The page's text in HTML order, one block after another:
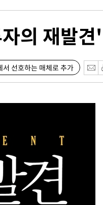
의 재발견'
서 선호하는 매체로 추가